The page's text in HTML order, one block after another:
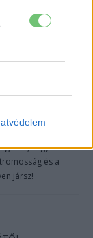
vagy
és a
jársz!